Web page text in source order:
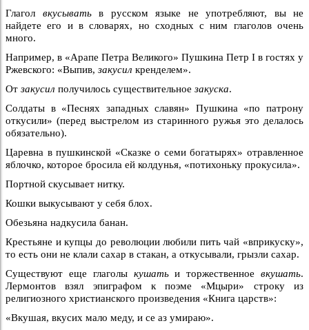
Глагол вкусывать в русском языке не употребляют, вы не
найдете его и в словарях, но сходных с ним глаголов очень
много.
Например, в «Арапе Петра Великого» Пушкина Петр I в гостях у
Ржевского: «Выпив, закусил кренделем».
От закусил получилось существительное закуска.
Солдаты в «Песнях западных славян» Пушкина «по патрону
откусили» (перед выстрелом из старинного ружья это делалось
обязательно).
Царевна в пушкинской «Сказке о семи богатырях» отравленное
яблочко, которое бросила ей колдунья, «потихоньку прокусила».
Портной скусывает нитку.
Кошки выкусывают у себя блох.
Обезьяна надкусила банан.
Крестьяне и купцы до революции любили пить чай «вприкуску»,
то есть они не клали сахар в стакан, а откусывали, грызли сахар.
Существуют еще глаголы кушатьи торжественное вкушать.
Лермонтов взял эпиграфом к поэме «Мцыри» строку из
религиозного христианского произведения «Книга царств»:
«Вкушая, вкусих мало меду, и се аз умираю».